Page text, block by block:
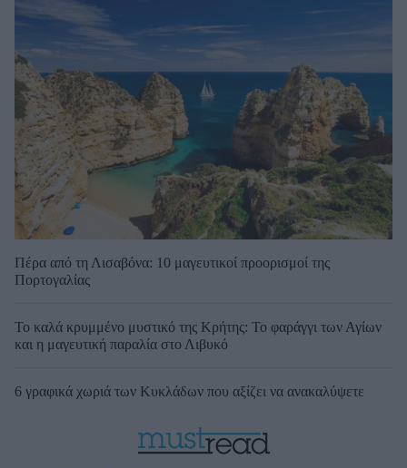
Πέρα από τη Λισαβόνα: 10 μαγευτικοί προορισμοί της
Πορτογαλίας
Το καλά κρυμμένο μυστικό της Κρήτης: Το φαράγγι των Αγίων
και η μαγευτική παραλία στο Λιβυκό
6 γραφικά χωριά των Κυκλάδων που αξίζει να ανακαλύψετε